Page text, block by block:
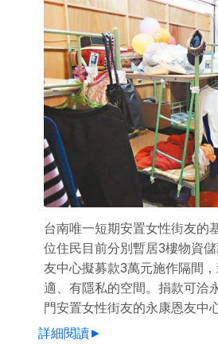
台南唯一短期安置女性街友的
位住民目前分別暫居3樓物資
友中心擬募款3萬元施作隔間
適、有隱私的空間。捐款可洽
門安置女性街友的永康恩友中
詳細閱讀►